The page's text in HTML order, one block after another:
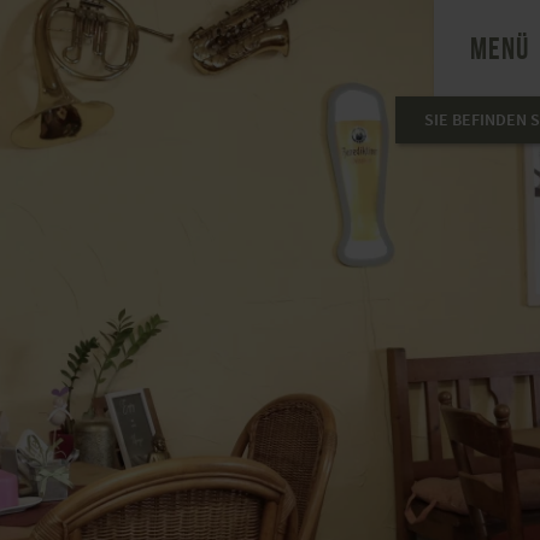
MENÜ
SIE BEFINDEN